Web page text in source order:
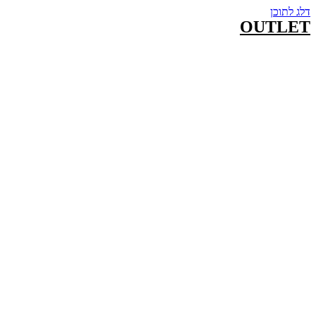
דלג לתוכן
OUTLET